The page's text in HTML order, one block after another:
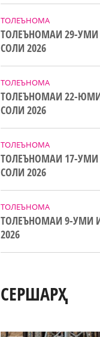
ТОЛЕЪНОМА
ТОЛЕЪНОМАИ 29-
СОЛИ 2026
ТОЛЕЪНОМА
ТОЛЕЪНОМАИ 22-
СОЛИ 2026
ТОЛЕЪНОМА
ТОЛЕЪНОМАИ 17-
СОЛИ 2026
ТОЛЕЪНОМА
ТОЛЕЪНОМАИ 9-УМИ
2026
СЕРШАРҲ